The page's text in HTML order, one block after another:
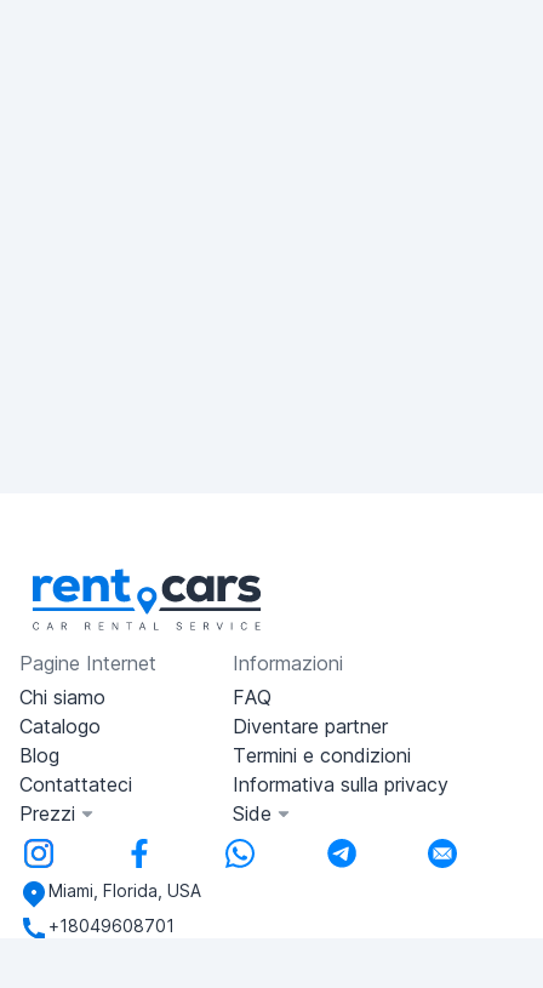
Pagine Internet
Chi siamo
Catalogo
Blog
Contattateci
Prezzi
Informazioni
FAQ
Diventare partner
Termini e condizioni
Informativa sulla privacy
Side
Miami, Florida, USA
+18049608701